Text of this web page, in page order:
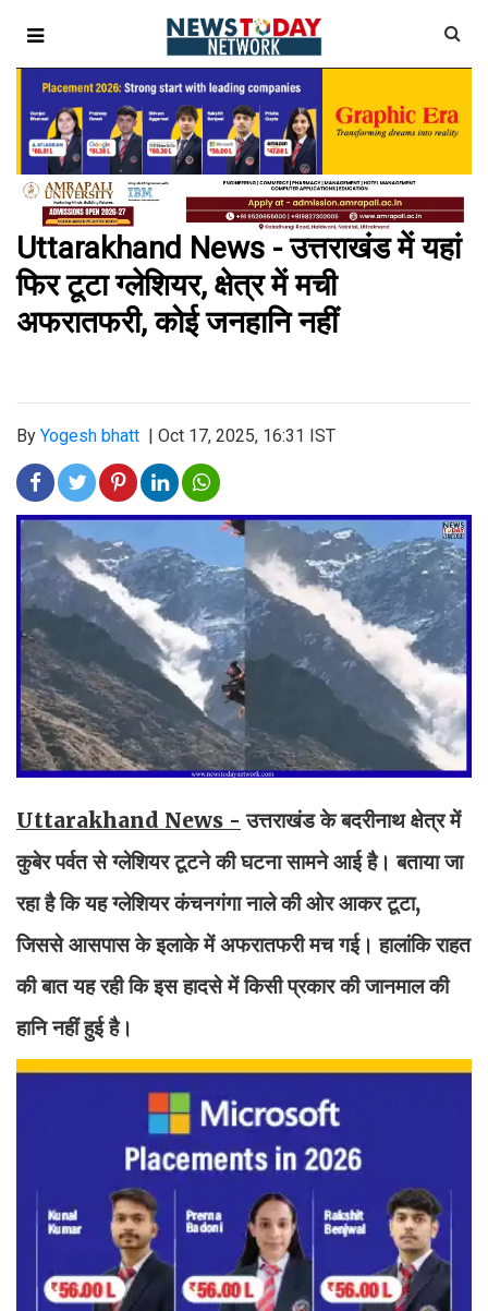
Uttarakhand News - उत्तराखंड में यहां
फिर टूटा ग्लेशियर, क्षेत्र में मची
अफरातफरी, कोई जनहानि नहीं
By Yogesh bhatt Oct 17, 2025, 16:31 IST
Uttarakhand News - उत्तराखंड के बदरीनाथ क्षेत्र में
कुबेर पर्वत से ग्लेशियर टूटने की घटना सामने आई है। बताया जा
रहा है कि यह ग्लेशियर कंचनगंगा नाले की ओर आकर टूटा,
जिससे आसपास के इलाके में अफरातफरी मच गई। हालांकि राहत
की बात यह रही कि इस हादसे में किसी प्रकार की जानमाल की
हानि नहीं हुई है।